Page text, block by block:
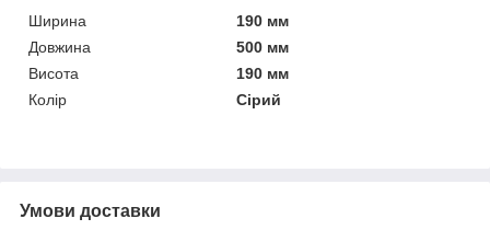
Ширина
190 мм
Довжина
500 мм
Висота
190 мм
Колір
Сірий
Умови доставки